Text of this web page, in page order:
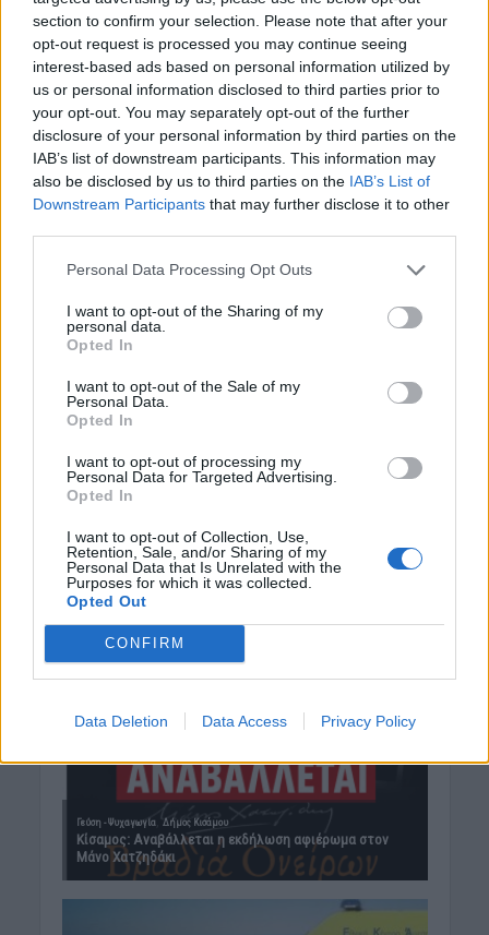
section to confirm your selection. Please note that after your
opt-out request is processed you may continue seeing
interest-based ads based on personal information utilized by
us or personal information disclosed to third parties prior to
your opt-out. You may separately opt-out of the further
disclosure of your personal information by third parties on the
IAB’s list of downstream participants. This information may
also be disclosed by us to third parties on the IAB’s List of
Downstream Participants that may further disclose it to other
Personal Data Processing Opt Outs
I want to opt-out of the Sharing of my
personal data.
Opted In
I want to opt-out of the Sale of my
Personal Data.
Opted In
I want to opt-out of processing my
Personal Data for Targeted Advertising.
Opted In
I want to opt-out of Collection, Use,
Retention, Sale, and/or Sharing of my
Personal Data that Is Unrelated with the
Purposes for which it was collected.
Opted Out
CONFIRM
Data Deletion Data Access Privacy Policy